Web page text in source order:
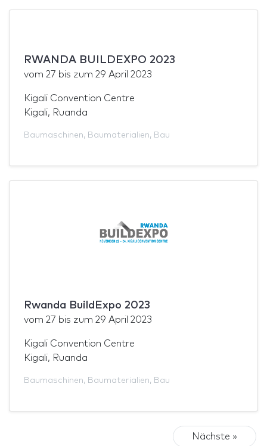
RWANDA BUILDEXPO 2023
vom 27 bis zum 29 April 2023
Kigali Convention Centre
Kigali, Ruanda
Baumaschinen, Baumaterialien, Bau
Rwanda BuildExpo 2023
vom 27 bis zum 29 April 2023
Kigali Convention Centre
Kigali, Ruanda
Baumaschinen, Baumaterialien, Bau
Nächste »